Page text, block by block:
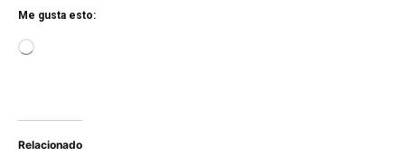
Me gusta esto:
g
Relacionado